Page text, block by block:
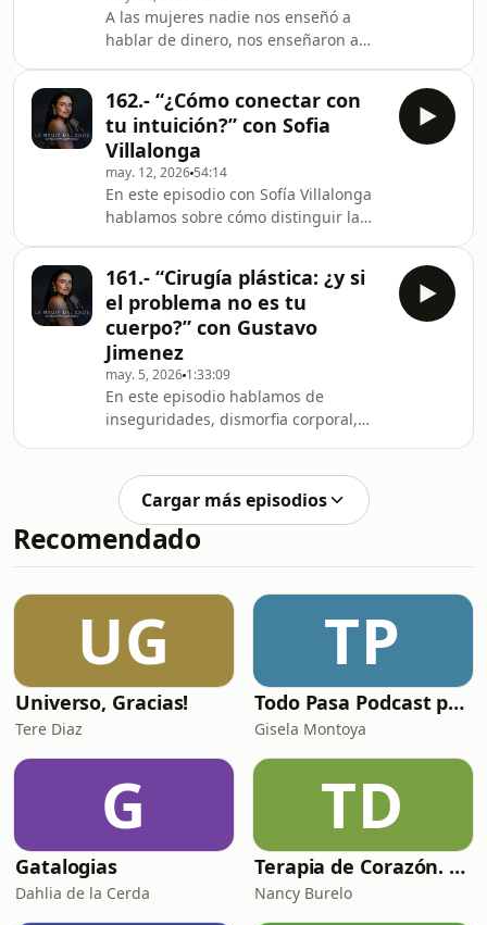
constante sobre el cuerpo, la imagen
y la “aceptación”, cómo internet y las
redes sociales se han convertido en
métodos de
A las mujeres nadie nos enseñó a
hablar de dinero, nos enseñaron a
abrió la conversación que más miedo
da y más falta hace: porqué el
DINERO ES PODER y lo que una
MUJER PIERDE CUANDO DEPENDE DE
ALGUIEN MÁS para sobrevivir.
Hablamos de las RED FLAGS
FINANCIERAS que aprendimos a
llamar “amor”, de la violencia
económica que no reconoce
162.- “¿Cómo conectar con
tu intuición?” con Sofia
Villalonga
may. 12, 2026 54:14
En este episodio con Sofía Villalonga
hablamos sobre cómo distinguir la
patrones, cómo hacernos amigos del
ego para dejar de controlar todo, ¿de
verdad la maternidad es un espejo a
nivel espiritual? Y hablamos de
nuestro nuevo bebé juntas: Selva
Inconsciente, el oráculo MÁGICO que
NUNCA SE EQUIVOCA. Cómo fue el
proceso de crea
161.- “Cirugía plástica: ¿y si
el problema no es tu
cuerpo?” con Gustavo
Jimenez
may. 5, 2026 1:33:09
En este episodio hablamos de
inseguridades, dismorfia corporal,
preservando tu esencia” con el Dr.
Gustavo Jiménez (cirujano plástico con
especialidad en implantes mamarios
con Cédula Profesional
sobre: ¿cuáles son los riesgos REALES
en una cirugía estética? ¿Cómo elegir
a un especialista certificado
Cargar más episodios
Recomendado
UG
Universo, Gracias!
Tere Diaz
TP
Todo Pasa Podcast por Gisela Montoya
Gisela Montoya
G
Gatalogias
Dahlia de la Cerda
TD
Terapia de Corazón. Salud mental y más.
Nancy Burelo